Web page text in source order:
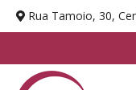
Rua Tamoio, 30,